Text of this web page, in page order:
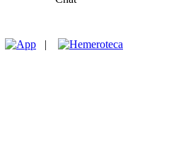
|